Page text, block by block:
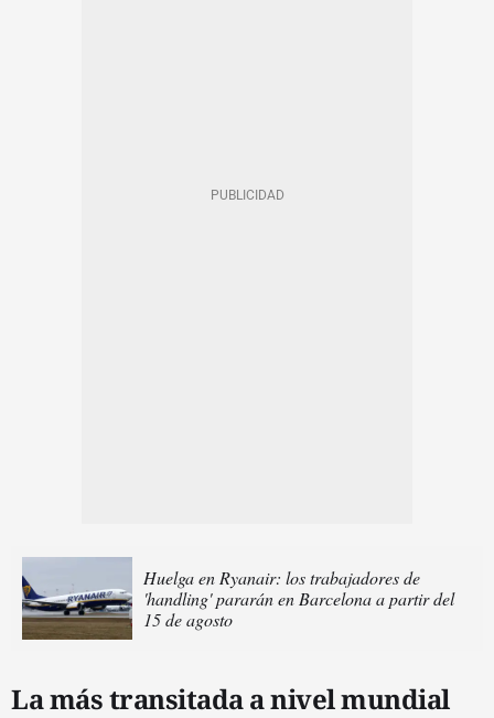
Huelga en Ryanair: los trabajadores de
'handling' pararán en Barcelona a partir del
15 de agosto
La más transitada a nivel mundial